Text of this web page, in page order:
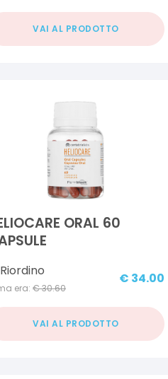
VAI AL PRODOTTO
ORAL 60
era: €30.60
€ 34.00
VAI AL PRODOTTO